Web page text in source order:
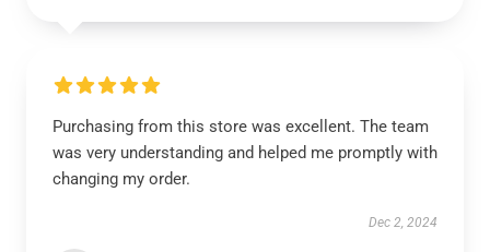
Purchasing from this store was excellent. The team
was very understanding and helped me promptly with
changing my order.
Dec 2, 2024